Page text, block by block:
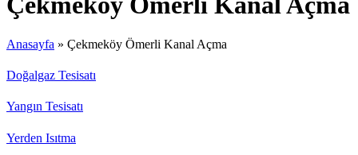
Anasayfa » Çekmeköy Ömerli Kanal Açma
Doğalgaz Tesisatı
Yangın Tesisatı
Yerden Isıtma